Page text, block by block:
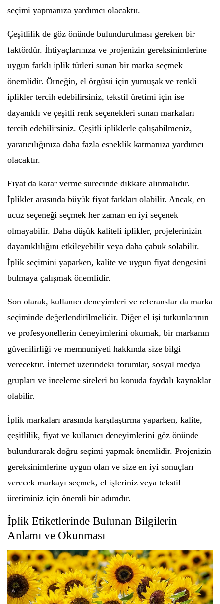
seçimi yapmanıza yardımcı olacaktır.
Çeşitlilik de göz önünde bulundurulması gereken bir
faktördür. İhtiyaçlarınıza ve projenizin gereksinimlerine
uygun farklı iplik türleri sunan bir marka seçmek
önemlidir. Örneğin, el örgüsü için yumuşak ve renkli
iplikler tercih edebilirsiniz, tekstil üretimi için ise
dayanıklı ve çeşitli renk seçenekleri sunan markaları
tercih edebilirsiniz. Çeşitli ipliklerle çalışabilmeniz,
yaratıcılığınıza daha fazla esneklik katmanıza yardımcı
olacaktır.
Fiyat da karar verme sürecinde dikkate alınmalıdır.
İplikler arasında büyük fiyat farkları olabilir. Ancak, en
ucuz seçeneği seçmek her zaman en iyi seçenek
olmayabilir. Daha düşük kaliteli iplikler, projelerinizin
dayanıklılığını etkileyebilir veya daha çabuk solabilir.
İplik seçimini yaparken, kalite ve uygun fiyat dengesini
bulmaya çalışmak önemlidir.
Son olarak, kullanıcı deneyimleri ve referanslar da marka
seçiminde değerlendirilmelidir. Diğer el işi tutkunlarının
ve profesyonellerin deneyimlerini okumak, bir markanın
güvenilirliği ve memnuniyeti hakkında size bilgi
verecektir. İnternet üzerindeki forumlar, sosyal medya
grupları ve inceleme siteleri bu konuda faydalı kaynaklar
olabilir.
İplik markaları arasında karşılaştırma yaparken, kalite,
çeşitlilik, fiyat ve kullanıcı deneyimlerini göz önünde
bulundurarak doğru seçimi yapmak önemlidir. Projenizin
gereksinimlerine uygun olan ve size en iyi sonuçları
verecek markayı seçmek, el işleriniz veya tekstil
üretiminiz için önemli bir adımdır.
İplik Etiketlerinde Bulunan Bilgilerin
Anlamı ve Okunması